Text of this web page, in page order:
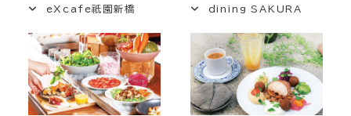
eXcafe祇園新橋 dining SAKURA